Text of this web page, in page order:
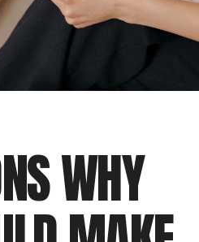
WHY